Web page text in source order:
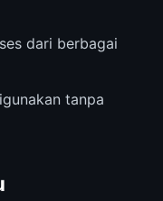
dari berbagai
tanpa